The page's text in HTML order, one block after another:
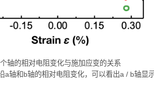
轴的相对电阻变化与施加应变的关系
a轴和b轴的相对电阻变化，可以看出a / b轴显